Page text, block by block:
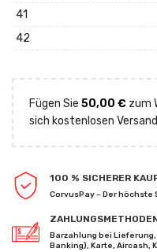
41
42
Fügen Sie 50,00 € zum
sich kostenlosen
100 % SICHERER
CorvusPay – Der
Barzahlung bei
Banking), Karte, Aircash,